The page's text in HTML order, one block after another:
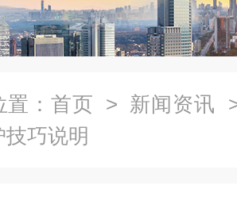
： 首页 > 新闻资讯
巧说明